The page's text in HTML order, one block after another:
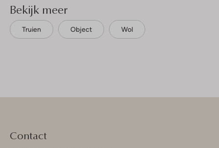
Bekijk meer
Truien Object Wol
Contact